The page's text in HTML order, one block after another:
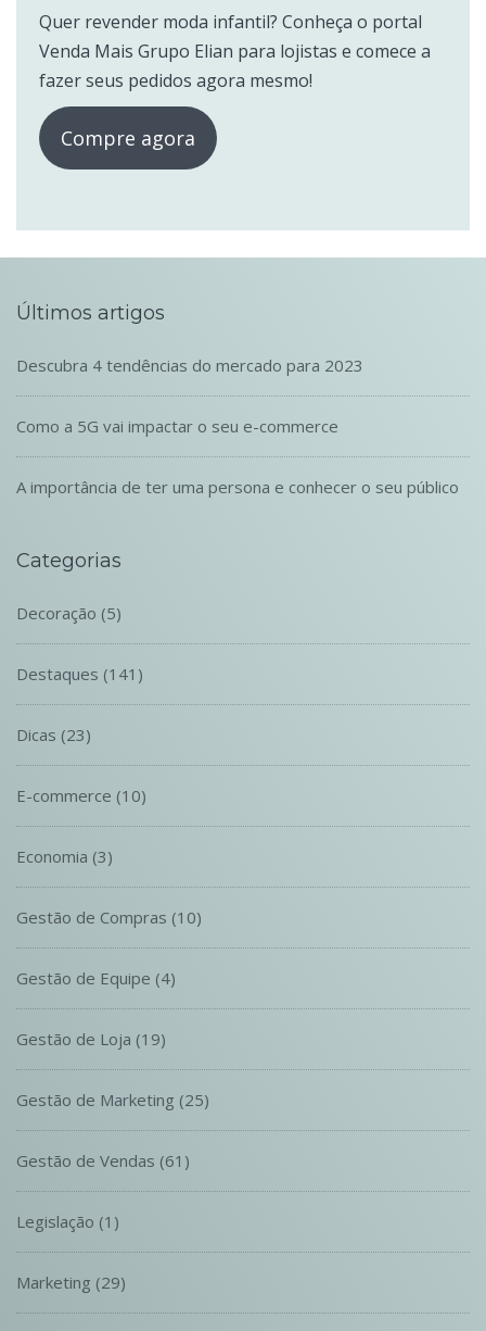
Quer revender moda infantil? Conheça o portal
Venda Mais Grupo Elian para lojistas e comece a
fazer seus pedidos agora mesmo!
Compre agora
Últimos artigos
Descubra 4 tendências do mercado para 2023
Como a 5G vai impactar o seu e-commerce
A importância de ter uma persona e conhecer o seu público
Categorias
Decoração (5)
Destaques (141)
Dicas (23)
E-commerce (10)
Economia (3)
Gestão de Compras (10)
Gestão de Equipe (4)
Gestão de Loja (19)
Gestão de Marketing (25)
Gestão de Vendas (61)
Legislação (1)
Marketing (29)